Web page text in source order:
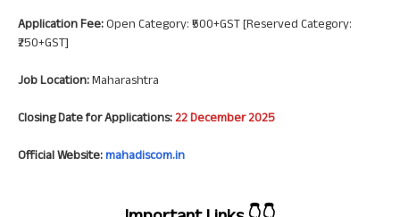
Application Fee:Open Category: ₹500+GST [Reserved Category:
₹250+GST]
Job Location:Maharashtra
Closing Date for Applications:22 December 2025
Official Website:mahadiscom.in